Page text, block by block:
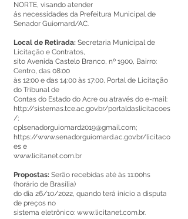
NORTE, visando atender
ás necessidades da Prefeitura Municipal de
Senador Guiomard/AC.
Local de Retirada: Secretaria Municipal de
Licitação e Contratos,
sito Avenida Castelo Branco, nº 1900, Bairro:
Centro, das 08:00
às 12:00 e das 14:00 às 17:00, Portal de Licitação
do Tribunal de
Contas do Estado do Acre ou através do e-mail:
http://sistemas.tce.ac.gov.br/portaldaslicitacoes
/;
cplsenadorguiomard2019@gmail.com;
https://www.senadorguiomard.ac.gov.br/licitaco
es e
www.licitanet.com.br
Propostas: Serão recebidas até às 11:00hs
(horário de Brasília)
do dia 26/10/2022, quando terá início a disputa
de preços no
sistema eletrônico: www.licitanet.com.br.